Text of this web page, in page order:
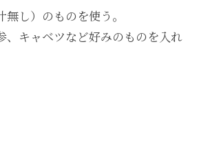
し）のものを使う。
、キャベツなど好みのものを入れ